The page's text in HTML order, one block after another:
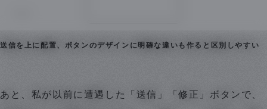
送信を上に配置、ボタンのデザインに明確な違いも作ると区別しやすい
あと、私が以前に遭遇した「送信」「修正」ボタンで、